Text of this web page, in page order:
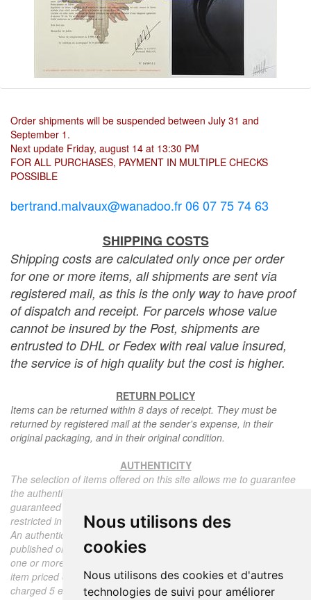
Nous utilisons des
cookies
Nous utilisons des cookies et d'autres
technologies de suivi pour améliorer
Order shipments will be suspended between July 31 and
September 1.
Next update Friday, august 14 at 13:30 PM
FOR ALL PURCHASES, PAYMENT IN MULTIPLE CHECKS
POSSIBLE
bertrand.malvaux@wanadoo.fr 06 07 75 74 63
SHIPPING COSTS
Shipping costs are calculated only once per order
for one or more items, all shipments are sent via
registered mail, as this is the only way to have proof
of dispatch and receipt. For parcels whose value
cannot be insured by the Post, shipments are
entrusted to DHL or Fedex with real value insured,
the service is of high quality but the cost is higher.
RETURN POLICY
Items can be returned within 8 days of receipt. They must be
returned by registered mail at the sender's expense, in their
original packaging, and in their original condition.
AUTHENTICITY
The selection of items offered on this site allows me to guarantee
the authenticity of each piece described here, all items offered are
guaranteed to be period and authentic, unless otherwise noted or
restricted in the description.
An authenticity certificate of the item including the description
published on the site, the period, the sale price, accompanied by
one or more color photographs is automatically provided for any
item priced over 130 euros. Below this price, each certificate is
charged 5 euros.